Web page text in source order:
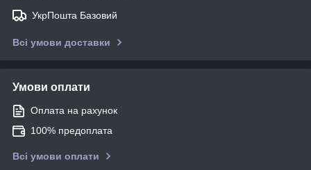
УкрПошта Базовий
Всі умови доставки
Умови оплати
Оплата на рахунок
100% предоплата
Всі умови оплати